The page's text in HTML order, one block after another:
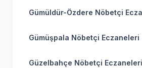
Gümüldür-Özdere Nöbetçi
Gümüşpala Nöbetçi Eczaneleri
Güzelbahçe Nöbetçi Eczaneleri